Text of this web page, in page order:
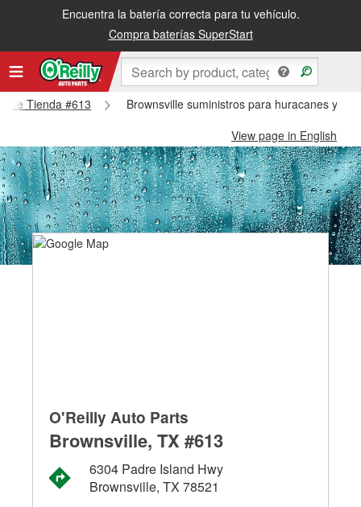
Encuentra la batería correcta para tu vehículo.
Compra baterías SuperStart
Tienda #613
Brownsville suministros para huracanes y
View page in English
O'Reilly Auto Parts
Brownsville, TX #613
6304 Padre Island Hwy
Brownsville, TX 78521